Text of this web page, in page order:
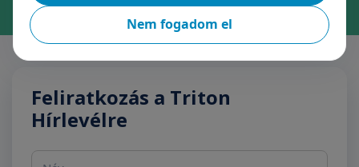
Feliratkozás a Triton
Hírlevélre
Név
E-mail cím
Nem fogadom el